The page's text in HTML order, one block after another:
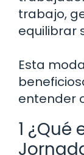
trabajo,
equilibrar
Esta
entender
1 ¿Qué